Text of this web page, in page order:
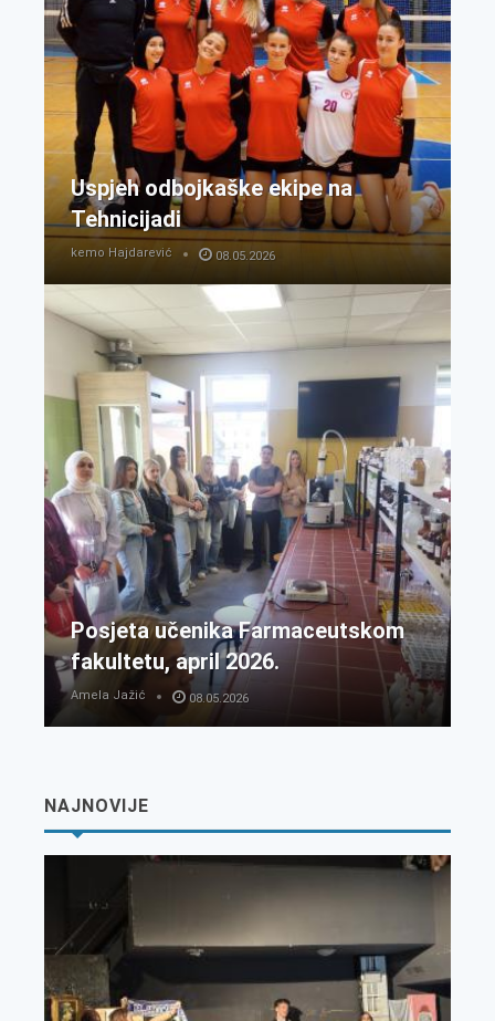
Uspjeh odbojkaške ekipe na
Tehnicijadi
kemo Hajdarević 08.05.2026
Posjeta učenika Farmaceutskom
fakultetu, april 2026.
Amela Jažić 08.05.2026
NAJNOVIJE